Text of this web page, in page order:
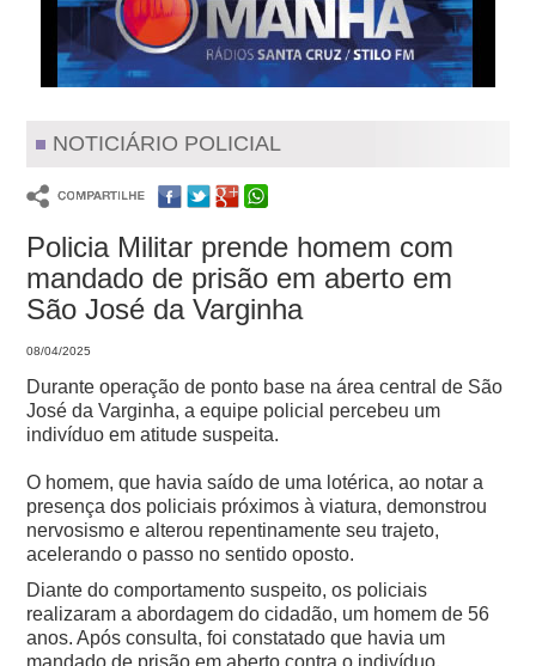
NOTICIÁRIO POLICIAL
Policia Militar prende homem com
mandado de prisão em aberto em
São José da Varginha
08/04/2025
Durante operação de ponto base na área central de São
José da Varginha, a equipe policial percebeu um
indivíduo em atitude suspeita.
O homem, que havia saído de uma lotérica, ao notar a
presença dos policiais próximos à viatura, demonstrou
nervosismo e alterou repentinamente seu trajeto,
acelerando o passo no sentido oposto.
Diante do comportamento suspeito, os policiais
realizaram a abordagem do cidadão, um homem de 56
anos. Após consulta, foi constatado que havia um
mandado de prisão em aberto contra o indivíduo.